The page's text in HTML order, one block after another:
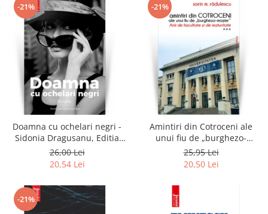
-21%
Doamna cu ochelari negri -
Sidonia Dragusanu, Editia
2020
26,00 Lei
20,54 Lei
-21%
Amintiri din Cotroceni ale
unui fiu de „burghezo-
mosier”.Vol.3 - Sorin M.
Radulescu
25,95 Lei
20,50 Lei
-21%